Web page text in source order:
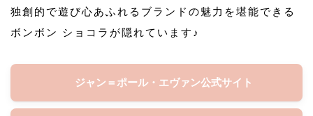
独創的で遊び心あふれるブランドの魅力を堪能できる
ボンボン ショコラが隠れています♪
ジャン＝ポール・エヴァン公式サイト